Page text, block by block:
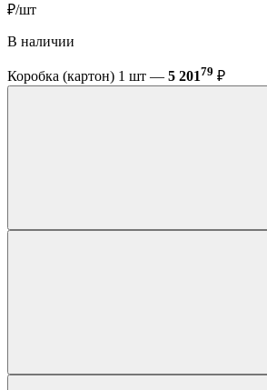
₽/шт
В наличии
Коробка (картон) 1 шт — 5 20179 ₽